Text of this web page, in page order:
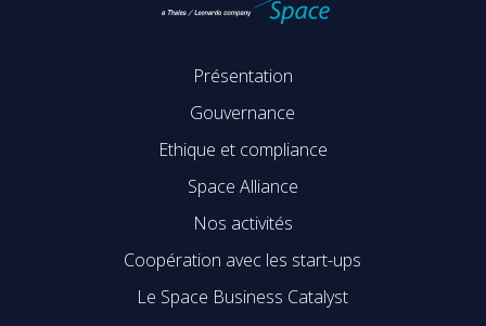
Présentation
Gouvernance
Ethique et compliance
Space Alliance
Nos activités
Coopération avec les start-ups
Le Space Business Catalyst